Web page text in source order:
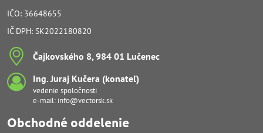
IČO: 36648655
IČ DPH: SK2022180820
Čajkovského 8, 984 01 Lučenec
Ing​. Juraj Kučera (konateľ)
vedenie spoločnosti
e-mail: info@vectorsk.sk
Obchodné oddelenie